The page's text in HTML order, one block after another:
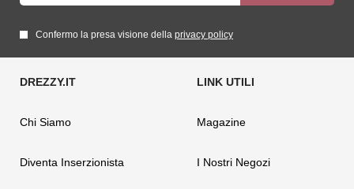
Confermo la presa visione della privacy policy
Chi Siamo
Diventa Inserzionista
Magazine
I Nostri Negozi